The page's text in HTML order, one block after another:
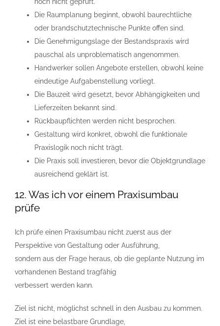
Die Raumplanung beginnt, obwohl baurechtliche
oder brandschutztechnische Punkte offen sind.
Die Genehmigungslage der Bestandspraxis wird
pauschal als unproblematisch angenommen.
Handwerker sollen Angebote erstellen, obwohl keine
eindeutige Aufgabenstellung vorliegt.
Die Bauzeit wird gesetzt, bevor Abhängigkeiten und
Lieferzeiten bekannt sind.
Rückbaupflichten werden nicht besprochen.
Gestaltung wird konkret, obwohl die funktionale
Praxislogik noch nicht trägt.
Die Praxis soll investieren, bevor die Objektgrundlage
ausreichend geklärt ist.
12. Was ich vor einem Praxisumbau
prüfe
Ich prüfe einen Praxisumbau nicht zuerst aus der
Perspektive von Gestaltung oder Ausführung,
sondern aus der Frage heraus, ob die geplante Nutzung im
vorhandenen Bestand tragfähig
verbessert werden kann.
Ziel ist nicht, möglichst schnell in den Ausbau zu kommen.
Ziel ist eine belastbare Grundlage,